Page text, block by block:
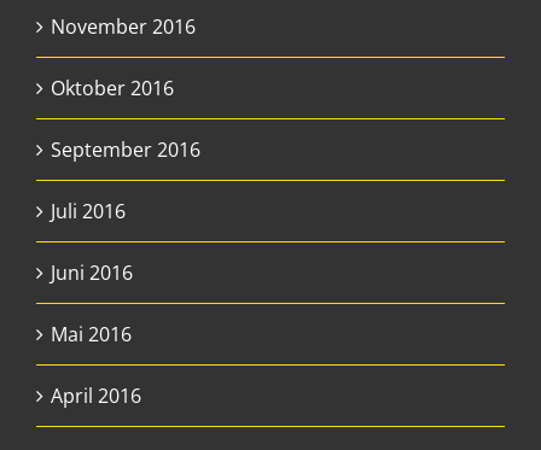
November 2016
Oktober 2016
September 2016
Juli 2016
Juni 2016
Mai 2016
April 2016